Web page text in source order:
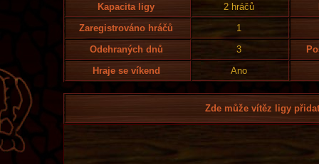
Kapacita ligy
2 hráčů
Zaregistrováno hráčů
1
Odehraných dnů
3
Hraje se víkend
Ano
Zde může vítěz ligy